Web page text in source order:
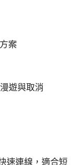
案
遊與取消
速連線，適合短